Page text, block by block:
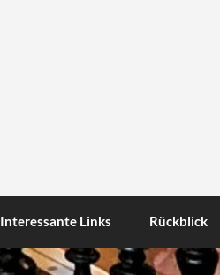
Interessante Links Rückblick